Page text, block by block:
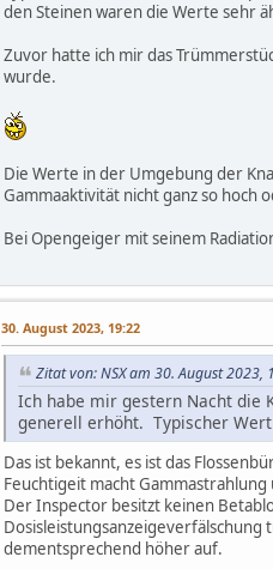
den Steinen waren die Werte sehr
Zuvor hatte ich mir das
wurde.
Die Werte in der Umgebung der
Gammaaktivität nicht ganz so hoch
Bei Opengeiger mit seinem
30. August 2023, 19:22
Zitat von: NSX am 30. August 2023,
Ich habe mir gestern Nacht die
generell erhöht. Typischer
Das ist bekannt, es ist das
Feuchtigeit macht
Der Inspector besitzt keinen
dementsprechend höher auf.